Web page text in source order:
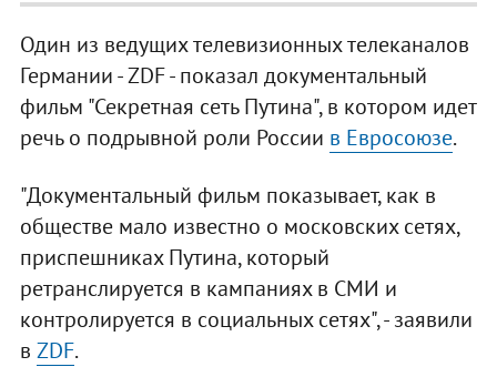
Один из ведущих телевизионных телеканалов
Германии - ZDF - показал документальный
фильм "Секретная сеть Путина", в котором идет
речь о подрывной роли России в Евросоюзе.
"Документальный фильм показывает, как в
обществе мало известно о московских сетях,
приспешниках Путина, который
ретранслируется в кампаниях в СМИ и
контролируется в социальных сетях", - заявили
в ZDF.